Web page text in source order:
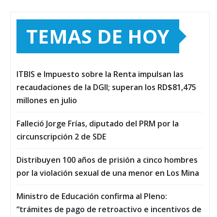
TEMAS DE HOY
ITBIS e Impuesto sobre la Renta impulsan las
recaudaciones de la DGII; superan los RD$81,475
millones en julio
Falleció Jorge Frías, diputado del PRM por la
circunscripción 2 de SDE
Distribuyen 100 años de prisión a cinco hombres
por la violación sexual de una menor en Los Mina
Ministro de Educación confirma al Pleno:
“trámites de pago de retroactivo e incentivos de